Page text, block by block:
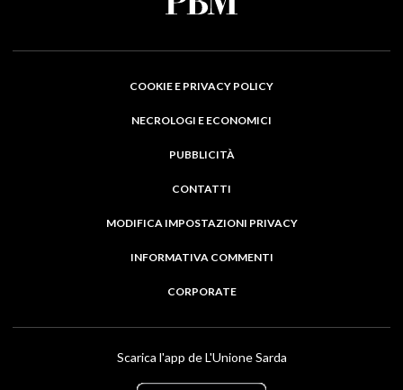
COOKIE E PRIVACY POLICY
NECROLOGI E ECONOMICI
PUBBLICITÀ
CONTATTI
MODIFICA IMPOSTAZIONI PRIVACY
INFORMATIVA COMMENTI
CORPORATE
Scarica l'app de L'Unione Sarda